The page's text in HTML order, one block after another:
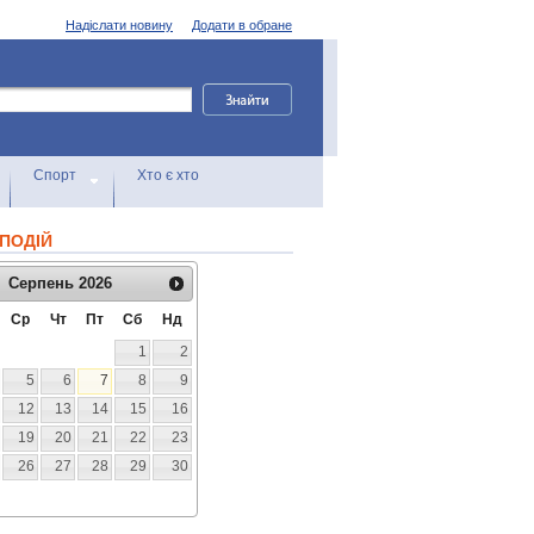
Додати в обране
Надіслати новину
Спорт Хто є хто
Серпень 2026
Ср Чт Пт Сб
Нд
1
2
5 6 7 8
9
12 13 14 15
16
19 20 21 22
23
26 27 28 29
30